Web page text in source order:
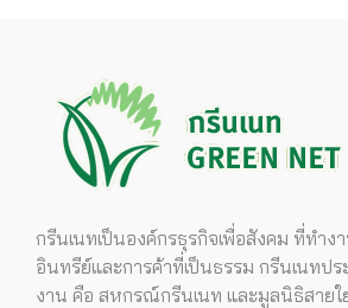
กรีนเนทเป็นองค์กรธุรกิจเพื่อสังคม ที่ทำง
อินทรีย์และการค้าที่เป็นธรรม กรีนเนทป
งาน คือ สหกรณ์กรีนเนท และมูลนิธิสาย